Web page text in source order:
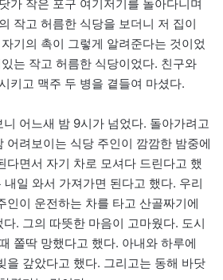
가 작은 포구 여기저기를 돌아다니며
작고 허름한 식당을 보더니 저 집이
기의 촉이 그렇게 알려준다는 것이었
는 작고 허름한 식당이었다. 친구와
키고 맥주 두 병을 곁들여 마셨다.
어느새 밤 9시가 넘었다. 돌아가려고
어려보이는 식당 주인이 깜깜한 밤중에
다면서 자기 차로 모셔다 드린다고 했
일 와서 가져가면 된다고 했다. 우리
인이 운전하는 차를 타고 산골짜기에
. 그의 따뜻한 마음이 고마웠다. 도시
쫄딱 망했다고 했다. 아내와 하루에
을 갚았다고 했다. 그리고는 동해 바닷